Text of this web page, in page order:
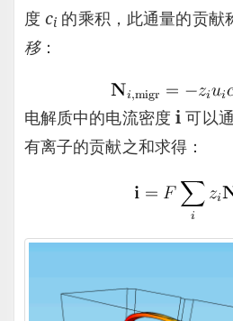
度 ci 的乘积，此通量的贡献
移：
电解质中的电流密度i 可以
有离子的贡献之和求得：